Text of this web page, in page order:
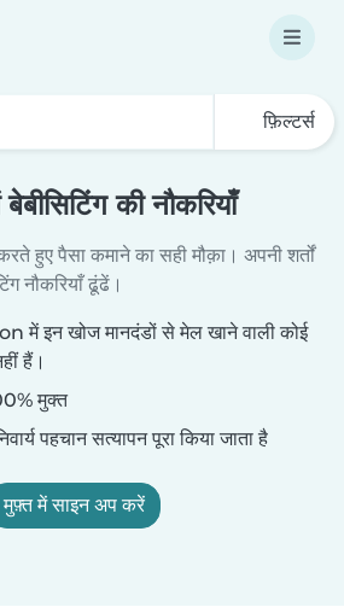
फ़िल्टर्स
की नौकरियाँ
हुए पैसा कमाने का सही मौक़ा। अपनी शर्तों
नौकरियाँ ढूंढें।
में इन खोज मानदंडों से मेल खाने वाली कोई
हैं।
मुक्त
पहचान सत्यापन पूरा किया जाता है
मुफ़्त में साइन अप करें